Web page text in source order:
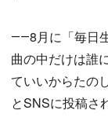
――8月に「毎日
曲の中だけは誰
ていいからたの
とSNSに投稿さ